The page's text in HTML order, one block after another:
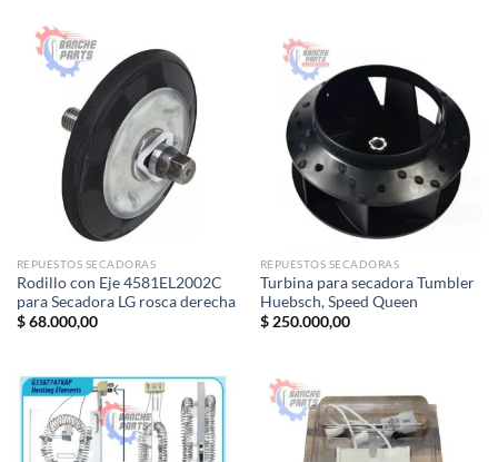
REPUESTOS SECADORAS
Rodillo con Eje 4581EL2002C
para Secadora LG rosca derecha
$68.000,00
REPUESTOS SECADORAS
Turbina para secadora Tumbler
Huebsch, Speed ​​Queen
$250.000,00